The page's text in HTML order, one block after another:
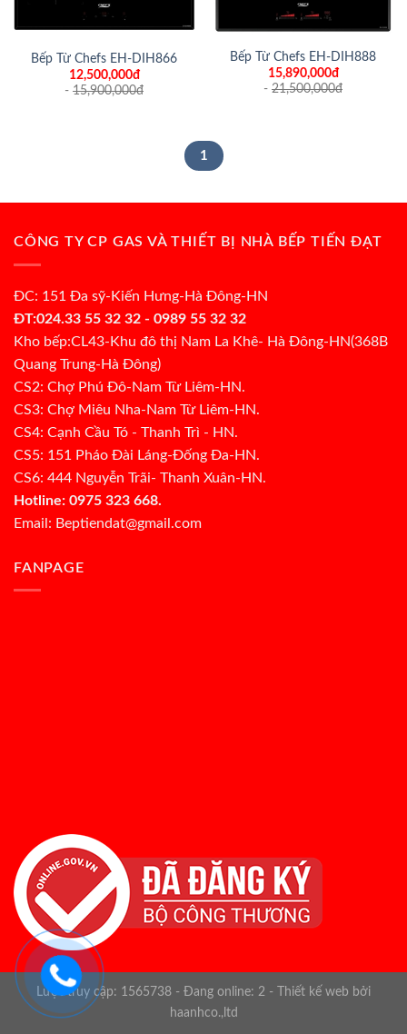
Bếp Từ Chefs EH-DIH866
12,500,000đ
- 15,900,000đ
Bếp Từ Chefs EH-DIH888
15,890,000đ
- 21,500,000đ
1
CÔNG TY CP GAS VÀ THIẾT BỊ NHÀ BẾP TIẾN ĐẠT
ĐC: 151 Đa sỹ-Kiến Hưng-Hà Đông-HN
ĐT:024.33 55 32 32 - 0989 55 32 32
Kho bếp:CL43-Khu đô thị Nam La Khê- Hà Đông-HN(368B
Quang Trung-Hà Đông)
CS2: Chợ Phú Đô-Nam Từ Liêm-HN.
CS3: Chợ Miêu Nha-Nam Từ Liêm-HN.
CS4: Cạnh Cầu Tó - Thanh Trì - HN.
CS5: 151 Pháo Đài Láng-Đống Đa-HN.
CS6: 444 Nguyễn Trãi- Thanh Xuân-HN.
Hotline: 0975 323 668.
Email: Beptiendat@gmail.com
FANPAGE
Lượt truy cập: 1565738 - Đang online: 2 -
Thiết kế web bởi
haanhco.,ltd